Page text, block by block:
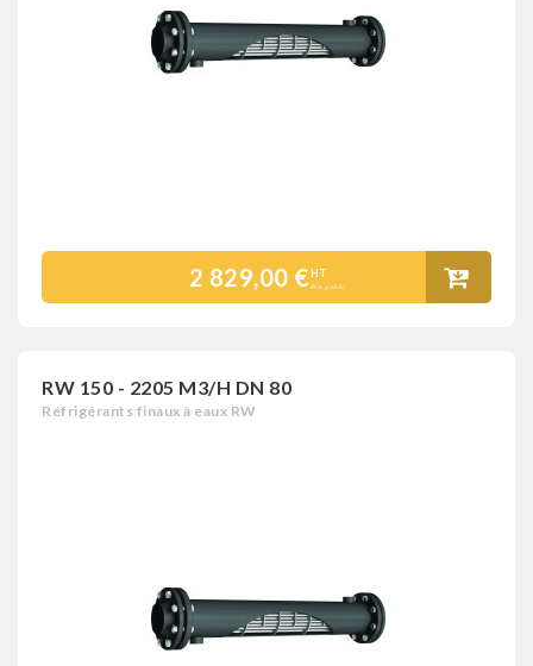
2 829,00 €HT
Prix public
RW 150 - 2205 M3/H DN 80
Réfrigérants finaux à eaux RW